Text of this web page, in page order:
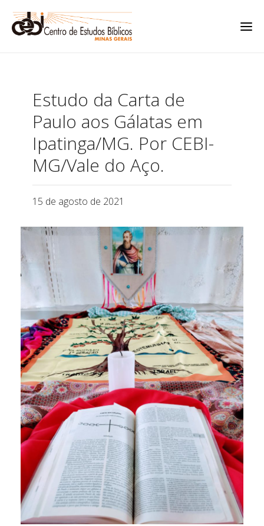
Estudo da Carta de
Paulo aos Gálatas em
Ipatinga/MG. Por CEBI-
MG/Vale do Aço.
15 de agosto de 2021